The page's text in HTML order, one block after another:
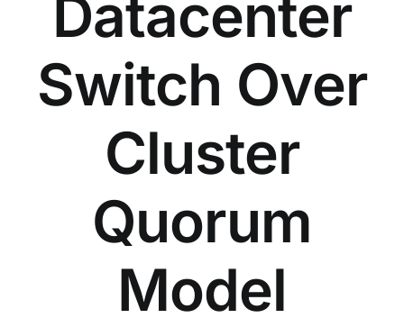
Datacenter
Switch Over
Cluster
Quorum
Model